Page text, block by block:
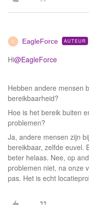
E EagleForce AUTEUR
Hi@EagleForce
Hebben andere mensen
bereikbaarheid?
Hoe is het bereik buiten
problemen?
Ja, andere mensen zijn
bereikbaar, zelfde euvel.
beter helaas. Nee, op
problemen niet, na onze
pas. Het is echt